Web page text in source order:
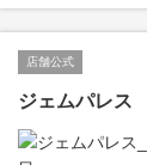
店舗公式
ジェムパレス